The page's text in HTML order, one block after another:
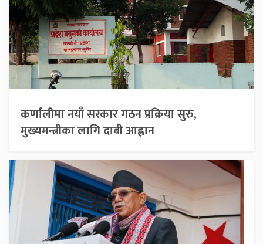
कर्णालीमा नयाँ सरकार गठन प्रक्रिया सुरु,
मुख्यमन्त्रीका लागि दाबी आह्वान